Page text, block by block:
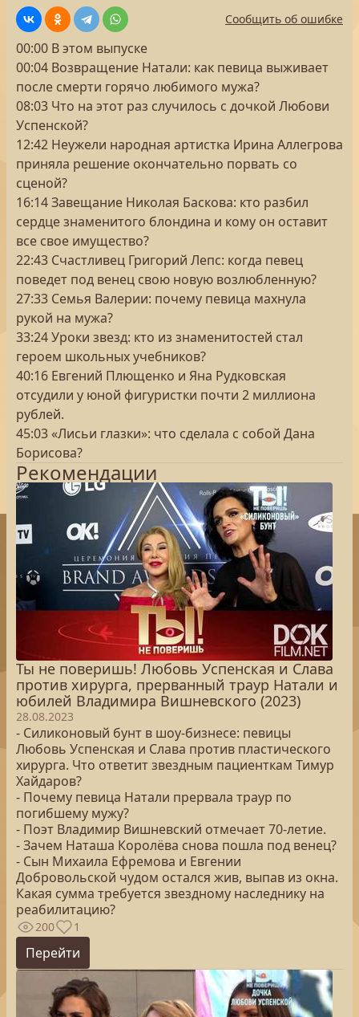
Сообщить об ошибке
00:00 В этом выпуске
00:04 Возвращение Натали: как певица выживает
после смерти горячо любимого мужа?
08:03 Что на этот раз случилось с дочкой Любови
Успенской?
12:42 Неужели народная артистка Ирина Аллегрова
приняла решение окончательно порвать со
сценой?
16:14 Завещание Николая Баскова: кто разбил
сердце знаменитого блондина и кому он оставит
все свое имущество?
22:43 Счастливец Григорий Лепс: когда певец
поведет под венец свою новую возлюбленную?
27:33 Семья Валерии: почему певица махнула
рукой на мужа?
33:24 Уроки звезд: кто из знаменитостей стал
героем школьных учебников?
40:16 Евгений Плющенко и Яна Рудковская
отсудили у юной фигуристки почти 2 миллиона
рублей.
45:03 «Лисьи глазки»: что сделала с собой Дана
Борисова?
Рекомендации
Ты не поверишь! Любовь Успенская и Слава
против хирурга, прерванный траур Натали и
юбилей Владимира Вишневского (2023)
28.08.2023
- Силиконовый бунт в шоу-бизнесе: певицы
Любовь Успенская и Слава против пластического
хирурга. Что ответит звездным пациенткам Тимур
Хайдаров?
- Почему певица Натали прервала траур по
погибшему мужу?
- Поэт Владимир Вишневский отмечает 70-летие.
- Зачем Наташа Королёва снова пошла под венец?
- Сын Михаила Ефремова и Евгении
Добровольской чудом остался жив, выпав из окна.
Какая сумма требуется звездному наследнику на
реабилитацию?
200 1
Перейти